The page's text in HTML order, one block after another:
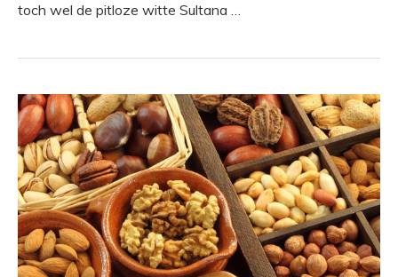
toch wel de pitloze witte Sultana …